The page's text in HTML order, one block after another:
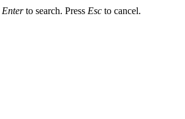
Enterto search. Press Esc to cancel.